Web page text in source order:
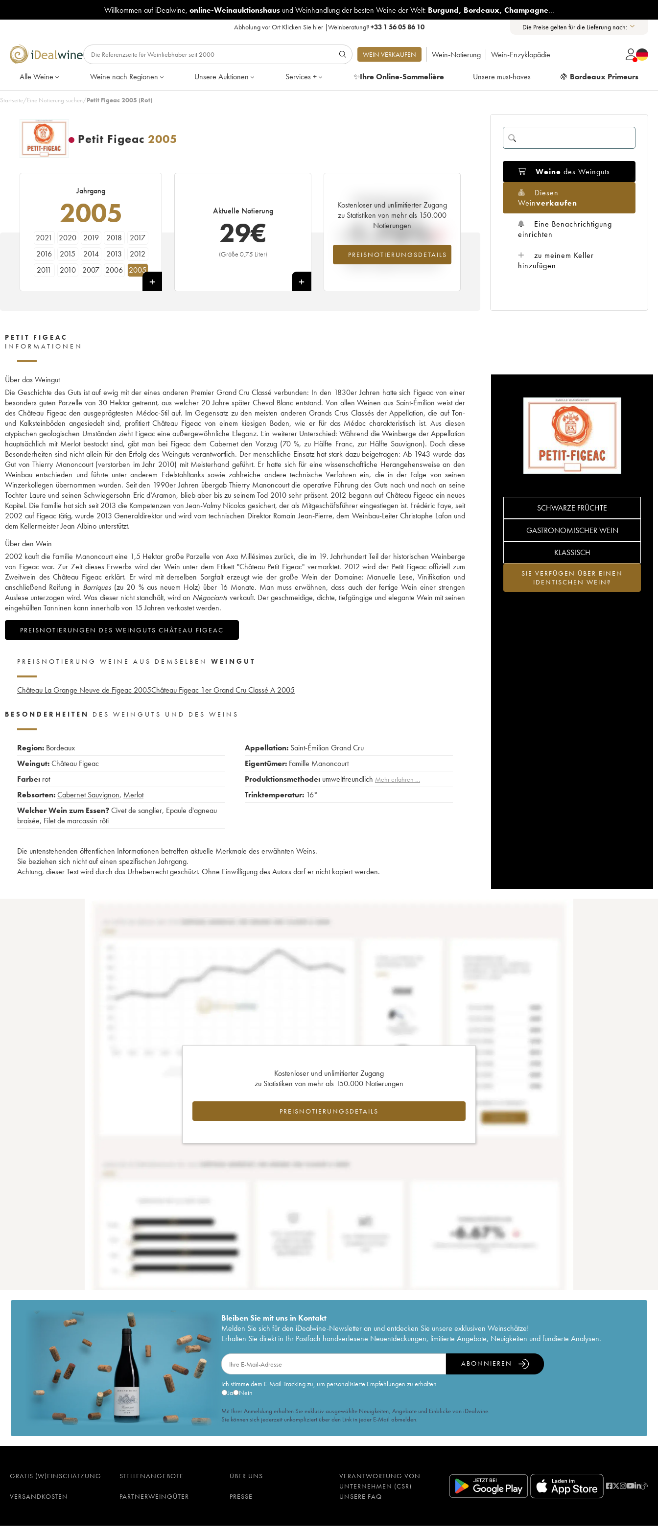
Willkommen auf iDealwine, online-Weinauktionshausund Weinhandlung der besten Weine der Welt: Burgund, Bordeaux, Champagne...
Abholung vor Ort Klicken Sie hier|Weinberatung?+33 1 56 05 86 10 Die Preise gelten für die Lieferung nach:
WEIN VERKAUFEN Wein-Notierung Wein-Enzyklopädie
Alle Weine Weine nach Regionen Unsere Auktionen Services + ✨Ihre Online-Sommelière Unsere must-haves 🍇 Bordeaux Primeurs
Startseite/Eine Notierung suchen/Petit Figeac 2005 (Rot)
Petit Figeac 2005
Jahrgang
2005
2021 2020 2019 2018
2017
2016
2015 2014 2013
2012
2011
2010 2007 2006
2005
Aktuelle Notierung
29€
(Größe 0,75 Liter)
+
Kostenloser und unlimitierter Zugang
zu Statistiken von mehr als 150.000
Notierungen
PREISNOTIERUNGSDETAILS
Aktuelle Entwicklung der
Preisnotierung
-1.75%
Preisabfall des Jahrgangs 2005 im Jahr
2026 im Vergleich zum Jahr 2025
Weine des Weinguts
Diesen
Weinverkaufen
Eine Benachrichtigung
einrichten
zu meinem Keller
hinzufügen
PETIT FIGEAC
INFORMATIONEN
Über das Weingut
Die Geschichte des Guts ist auf ewig mit der eines anderen Premier Grand Cru Classé verbunden: In den 1830er Jahren hatte sich Figeac von einer
besonders guten Parzelle von 30 Hektar getrennt, aus welcher 20 Jahre später Cheval Blanc entstand. Von allen Weinen aus Saint-Émilion weist der
des Château Figeac den ausgeprägtesten Médoc-Stil auf. Im Gegensatz zu den meisten anderen Grands Crus Classés der Appellation, die auf Ton-
und Kalksteinböden angesiedelt sind, profitiert Château Figeac von einem kiesigen Boden, wie er für das Médoc charakteristisch ist. Aus diesen
atypischen geologischen Umständen zieht Figeac eine außergewöhnliche Eleganz. Ein weiterer Unterschied: Während die Weinberge der Appellation
hauptsächlich mit Merlot bestockt sind, gibt man bei Figeac dem Cabernet den Vorzug (70 %, zu Hälfte Franc, zur Hälfte Sauvignon). Doch diese
Besonderheiten sind nicht allein für den Erfolg des Weinguts verantwortlich. Der menschliche Einsatz hat stark dazu beigetragen: Ab 1943 wurde das
Gut von Thierry Manoncourt (verstorben im Jahr 2010) mit Meisterhand geführt. Er hatte sich für eine wissenschaftliche Herangehensweise an den
Weinbau entschieden und führte unter anderem Edelstahltanks sowie zahlreiche andere technische Verfahren ein, die in der Folge von seinen
Winzerkollegen übernommen wurden. Seit den 1990er Jahren übergab Thierry Manoncourt die operative Führung des Guts nach und nach an seine
Tochter Laure und seinen Schwiegersohn Eric d‘Aramon, blieb aber bis zu seinem Tod 2010 sehr präsent. 2012 begann auf Château Figeac ein neues
Kapitel. Die Familie hat sich seit 2013 die Kompetenzen von Jean-Valmy Nicolas gesichert, der als Mitgeschäftsführer eingestiegen ist. Frédéric Faye, seit
2002 auf Figeac tätig, wurde 2013 Generaldirektor und wird vom technischen Direktor Romain Jean-Pierre, dem Weinbau-Leiter Christophe Lafon und
dem Kellermeister Jean Albino unterstützt.
Über den Wein
2002 kauft die Familie Manoncourt eine 1,5 Hektar große Parzelle von Axa Millésimes zurück, die im 19. Jahrhundert Teil der historischen Weinberge
von Figeac war. Zur Zeit dieses Erwerbs wird der Wein unter dem Etikett "Château Petit Figeac" vermarktet. 2012 wird der Petit Figeac offiziell zum
Zweitwein des Château Figeac erklärt. Er wird mit derselben Sorgfalt erzeugt wie der große Wein der Domaine: Manuelle Lese, Vinifikation und
anschließend Reifung in Barriques (zu 20 % aus neuem Holz) über 16 Monate. Man muss erwähnen, dass auch der fertige Wein einer strengen
Auslese unterzogen wird. Was dieser nicht standhält, wird an Négociants verkauft. Der geschmeidige, dichte, tiefgängige und elegante Wein mit seinen
eingehüllten Tanninen kann innerhalb von 15 Jahren verkostet werden.
PREISNOTIERUNGEN DES WEINGUTS CHÂTEAU FIGEAC
SCHWARZE FRÜCHTE
GASTRONOMISCHER WEIN
KLASSISCH
SIE VERFÜGEN ÜBER EINEN
IDENTISCHEN WEIN?
PREISNOTIERUNG WEINE AUS DEMSELBEN WEINGUT
Château La Grange Neuve de Figeac 2005Château Figeac 1er Grand Cru Classé A 2005
BESONDERHEITEN DES WEINGUTS UND DES WEINS
Region: Bordeaux
Weingut:Château Figeac
Farbe: rot
Rebsorten:Cabernet Sauvignon, Merlot
Welcher Wein zum Essen?Civet de sanglier, Epaule d'agneau
braisée, Filet de marcassin rôti
Appellation: Saint-Émilion Grand Cru
Eigentümer: Famille Manoncourt
Produktionsmethode: umweltfreundlich Mehr erfahren …
Trinktemperatur: 16°
Die untenstehenden öffentlichen Informationen betreffen aktuelle Merkmale des erwähnten Weins.
Sie beziehen sich nicht auf einen spezifischen Jahrgang.
Achtung, dieser Text wird durch das Urheberrecht geschützt. Ohne Einwilligung des Autors darf er nicht kopiert werden.
Kostenloser und unlimitierter Zugang
zu Statistiken von mehr als 150.000 Notierungen
PREISNOTIERUNGSDETAILS
Bleiben Sie mit uns in Kontakt
Melden Sie sich für den iDealwine-Newsletter an und entdecken Sie unsere exklusiven Weinschätze!
Erhalten Sie direkt in Ihr Postfach handverlesene Neuentdeckungen, limitierte Angebote, Neuigkeiten und fundierte Analysen.
Ich stimme dem E-Mail-Tracking zu, um personalisierte Empfehlungen zu erhalten
Ja
Nein
ABONNIEREN
Mit Ihrer Anmeldung erhalten Sie exklusiv ausgewählte Neuigkeiten, Angebote und Einblicke von iDealwine.
Sie können sich jederzeit unkompliziert über den Link in jeder E-Mail abmelden.
GRATIS (W)EINSCHÄTZUNG STELLENANGEBOTE ÜBER UNS
VERANTWORTUNG VON
UNTERNEHMEN (CSR)
VERSANDKOSTEN
PARTNERWEINGÜTER PRESSE UNSERE FAQ